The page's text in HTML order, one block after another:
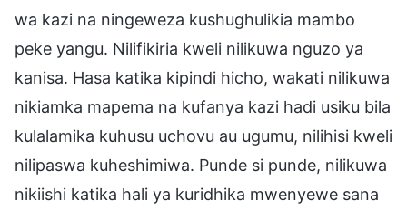
wa kazi na ningeweza kushughulikia mambo
peke yangu. Nilifikiria kweli nilikuwa nguzo ya
kanisa. Hasa katika kipindi hicho, wakati nilikuwa
nikiamka mapema na kufanya kazi hadi usiku bila
kulalamika kuhusu uchovu au ugumu, nilihisi kweli
nilipaswa kuheshimiwa. Punde si punde, nilikuwa
nikiishi katika hali ya kuridhika mwenyewe sana